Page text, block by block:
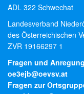
ADL 322 Schwechat
Landesverband
des Österreichischen
ZVR 19166297 1
Fragen und
oe3ejb@oevsv.at
Fragen zur